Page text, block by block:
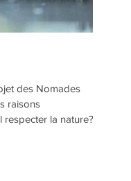
des Nomades
raisons
la nature? A